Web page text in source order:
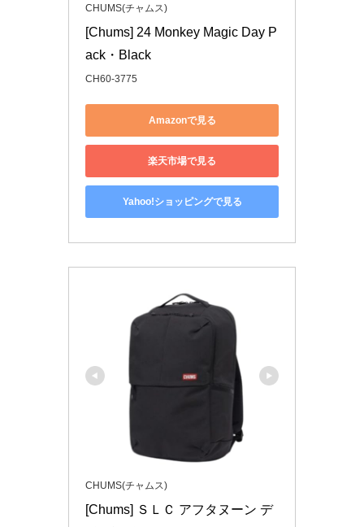
CHUMS(チャムス)
[Chums] 24 Monkey Magic Day P
ack・Black
CH60-3775
Amazonで見る
楽天市場で見る
Yahoo!ショッピングで見る
CHUMS(チャムス)
[Chums] ＳＬＣ アフタヌーン デ